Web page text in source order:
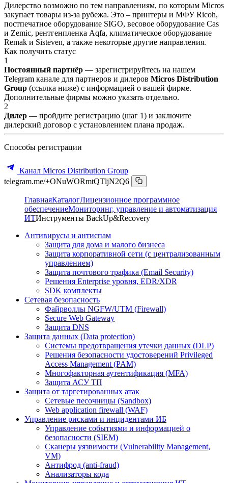
Дилерство возможно по тем направлениям, по которым Micros
закупает товары из-за рубежа. Это – принтеры и МФУ Ricoh,
постпечатное оборудование SIGO, весовое оборудование Cas
и Zemic, рентгенпленка Aqfa, климатическое оборудование
Remak и Sisteven, а также некоторые другие направления.
Как получить статус
1
Постоянный партнёр — зарегистрируйтесь на нашем
Telegram канале для партнеров и дилеров Micros Distribution
Group (ссылка ниже) с информацией о вашей фирме.
Дополнительные фирмы можно указать отдельно.
2
Дилер — пройдите регистрацию (шаг 1) и заключите
дилерский договор с установлением плана продаж.
Способы регистрации
Канал Micros Distribution Group
telegram.me/+ONuWORmtQTljN2Q6
ГлавнаяКаталогЛицензионное программное
обеспечениеМониторинг, управление и автоматизация
ИТИнструменты BackUp&Recovery
Антивирусы и антиспам
Защита для дома и малого бизнеса
Защита корпоративной сети (с централизованным
управлением)
Защита почтового трафика (Email Security)
Решения Enterprise уровня, EDR/XDR
SDK комплекты
Сетевая безопасность
Файрволлы NGFW/UTM (Firewall)
Secure Web Gateway
Защита DNS
Защита данных (Data protection)
Системы предотвращения утечки данных (DLP)
Решения безопасности удостоверений Privileged
Access Management (PAM)
Многофакторная аутентификация (MFA)
Защита АСУ ТП
Защита от таргетированных атак
Сетевые песочницы (Sandbox)
Web application firewall (WAF)
Управление рисками и инцидентами ИБ
Управление событиями и информацией о
безопасности (SIEM)
Сканеры уязвимости (Vulnerability Management,
VM)
Антифрод (anti-fraud)
Анализаторы кода